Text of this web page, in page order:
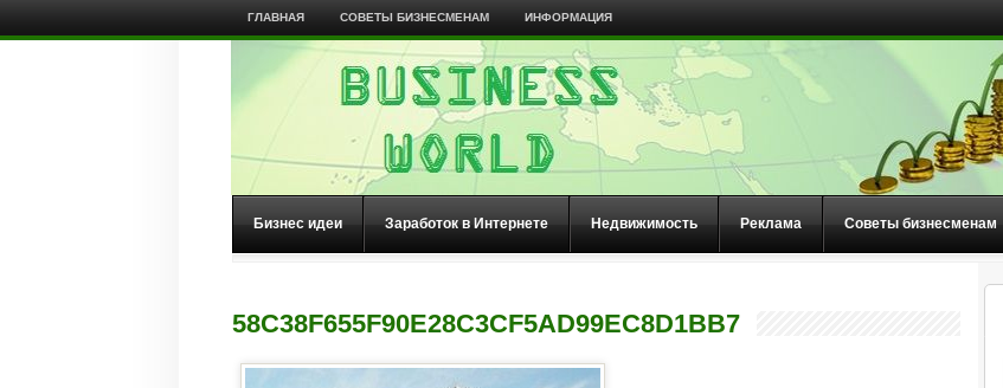
ГЛАВНАЯ СОВЕТЫ БИЗНЕСМЕНАМ ИНФОРМАЦИЯ
Бизнес идеи Заработок в Интернете Недвижимость Реклама Советы бизнесменам
58C38F655F90E28C3CF5AD99EC8D1BB7